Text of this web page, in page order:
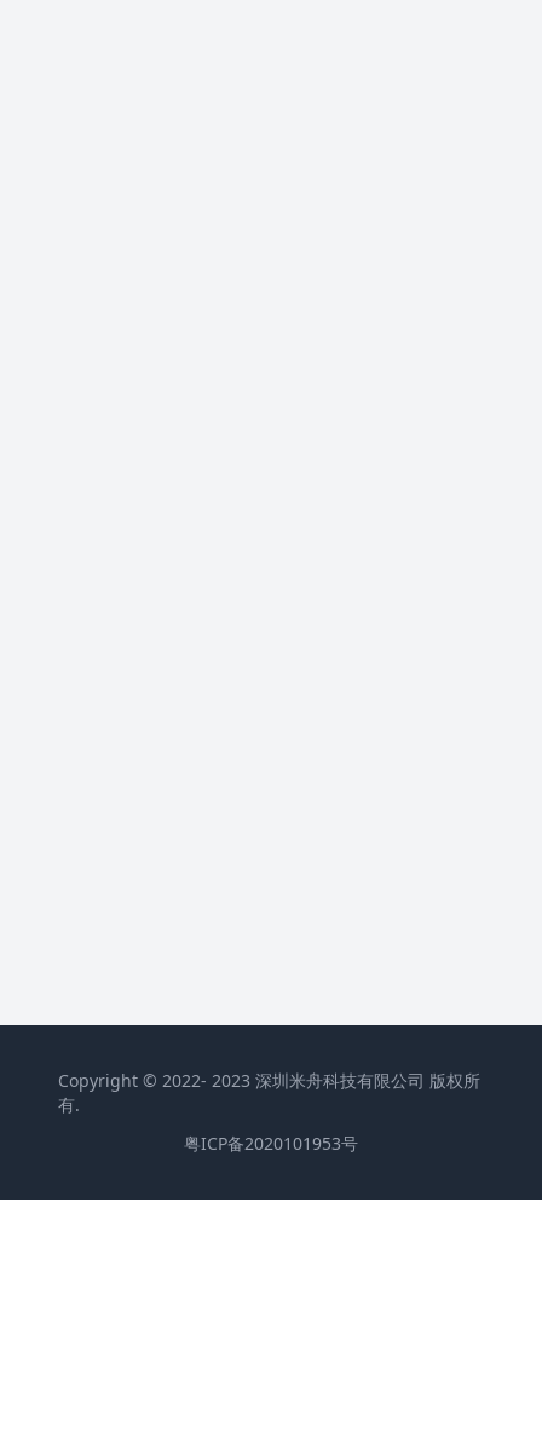
Copyright © 2022- 2023 深圳米舟科技有限公司 版权所
有.
粤ICP备2020101953号